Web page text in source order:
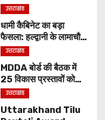
उत्तराखंड
धामी कैबिनेट का बड़ा
फैसला: हल्द्वानी के लामाचौड़
में शिफ्ट होगा उत्तराखंड हाई
कोर्ट, अन्य महत्वपूर्ण फैसले
उत्तराखंड
MDDA बोर्ड की बैठक में
25 विकास प्रस्तावों को
मंजूरी, लैंड पूलिंग से होटल-
मिलेगी रफ्तार
उत्तराखंड
Uttarakhand Tilu